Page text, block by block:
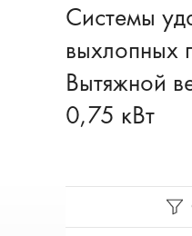
Системы
выхлопных
Вытяжной
0,75 кВт